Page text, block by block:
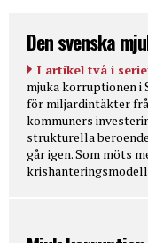
Den svenska
I artikel två i
mjuka korruptionen i
för miljardintäkter
kommuners
strukturella
går igen. Som möts